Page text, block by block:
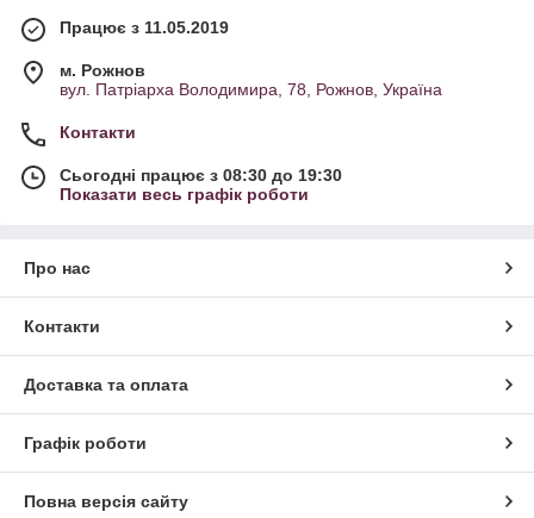
Працює з 11.05.2019
м. Рожнов
вул. Патріарха Володимира, 78, Рожнов, Україна
Контакти
Сьогодні працює з 08:30 до 19:30
Показати весь графік роботи
Про нас
Контакти
Доставка та оплата
Графік роботи
Повна версія сайту